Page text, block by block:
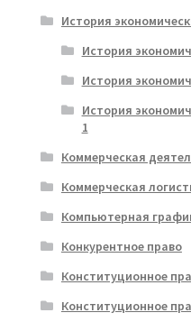
История
История
История
История
1
Коммерческая
Коммерческая
Компьютерная
Конкурентное право
Конституционное
Конституционное